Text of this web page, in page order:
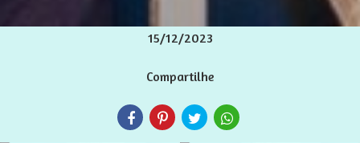
15/12/2023
Compartilhe